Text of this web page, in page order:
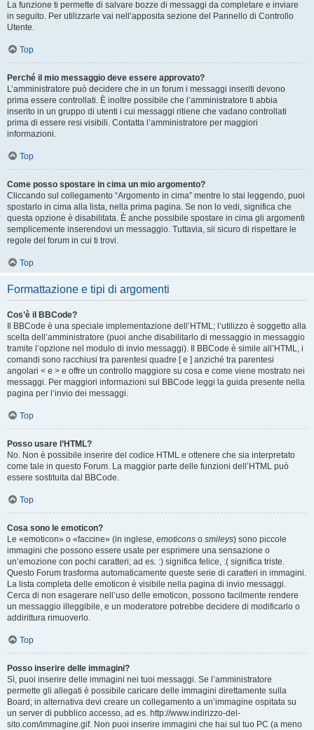
La funzione ti permette di salvare bozze di messaggi da completare e inviare
in seguito. Per utilizzarle vai nell’apposita sezione del Pannello di Controllo
Utente.
Top
Perché il mio messaggio deve essere approvato?
L’amministratore può decidere che in un forum i messaggi inseriti devono
prima essere controllati. È inoltre possibile che l’amministratore ti abbia
inserito in un gruppo di utenti i cui messaggi ritiene che vadano controllati
prima di essere resi visibili. Contatta l’amministratore per maggiori
informazioni.
Top
Come posso spostare in cima un mio argomento?
Cliccando sul collegamento “Argomento in cima” mentre lo stai leggendo, puoi
spostarlo in cima alla lista, nella prima pagina. Se non lo vedi, significa che
questa opzione è disabilitata. È anche possibile spostare in cima gli argomenti
semplicemente inserendovi un messaggio. Tuttavia, sii sicuro di rispettare le
regole del forum in cui ti trovi.
Top
Formattazione e tipi di argomenti
Cos’è il BBCode?
Il BBCode è una speciale implementazione dell’HTML; l’utilizzo è soggetto alla
scelta dell’amministratore (puoi anche disabilitarlo di messaggio in messaggio
tramite l’opzione nel modulo di invio messaggi). Il BBCode è simile all’HTML, i
comandi sono racchiusi tra parentesi quadre [ e ] anziché tra parentesi
angolari < e > e offre un controllo maggiore su cosa e come viene mostrato nei
messaggi. Per maggiori informazioni sul BBCode leggi la guida presente nella
pagina per l’invio dei messaggi.
Top
Posso usare l’HTML?
No. Non è possibile inserire del codice HTML e ottenere che sia interpretato
come tale in questo Forum. La maggior parte delle funzioni dell’HTML può
essere sostituita dal BBCode.
Top
Cosa sono le emoticon?
Le «emoticon» o «faccine» (in inglese, emoticons o smileys) sono piccole
immagini che possono essere usate per esprimere una sensazione o
un’emozione con pochi caratteri; ad es. :) significa felice, :( significa triste.
Questo Forum trasforma automaticamente queste serie di caratteri in immagini.
La lista completa delle emoticon è visibile nella pagina di invio messaggi.
Cerca di non esagerare nell’uso delle emoticon, possono facilmente rendere
un messaggio illeggibile, e un moderatore potrebbe decidere di modificarlo o
addirittura rimuoverlo.
Top
Posso inserire delle immagini?
Sì, puoi inserire delle immagini nei tuoi messaggi. Se l’amministratore
permette gli allegati è possibile caricare delle immagini direttamente sulla
Board; in alternativa devi creare un collegamento a un’immagine ospitata su
un server di pubblico accesso, ad es. http://www.indirizzo-del-
sito.com/immagine.gif. Non puoi inserire immagini che hai sul tuo PC (a meno